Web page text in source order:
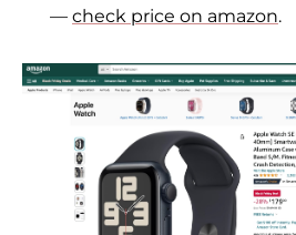
— check price on amazon.